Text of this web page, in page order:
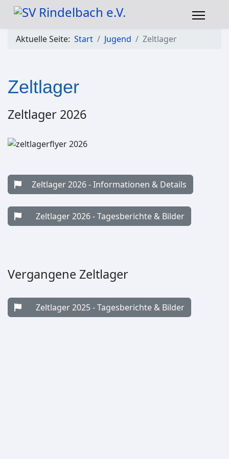
Aktuelle Seite: Start Jugend Zeltlager
Zeltlager
Zeltlager 2026
Zeltlager 2026 - Informationen & Details
Zeltlager 2026 - Tagesberichte & Bilder
Vergangene Zeltlager
Zeltlager 2025 - Tagesberichte & Bilder